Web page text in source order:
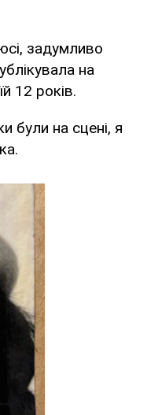
задумливо
на
12 років.
були на сцені, я